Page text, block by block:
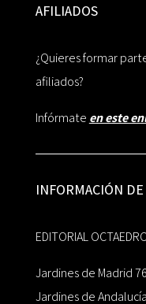
AFILIADOS
¿Quieres formar
afiliados?
Infórmate en este
INFORMACIÓN
EDITORIAL
Jardines de Madrid
Jardines de Andalucía